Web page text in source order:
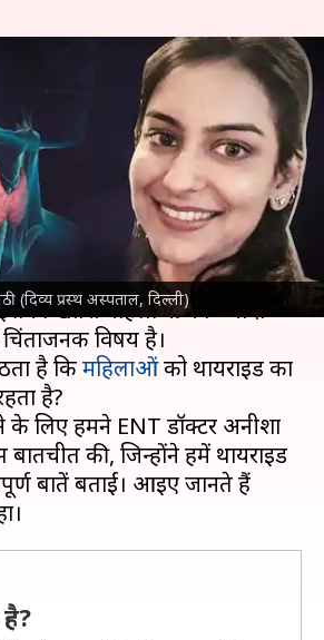
(दिव्य प्रस्थ अस्पताल, दिल्ली)
महिलाओं को होता
अधिक खतरा,
इसकी वजह
05:59 pm
तेजी से अपने पांव पसार रहा है और
खतरा महिलाओं को ज्यादा
विषय है।
है किमहिलाओंको थायराइड का
है?
लिए हमने ENT डॉक्टर अनीशा
बातचीत की, जिन्होंने हमें थायराइड
बातें बताईं। आइए जानते हैं